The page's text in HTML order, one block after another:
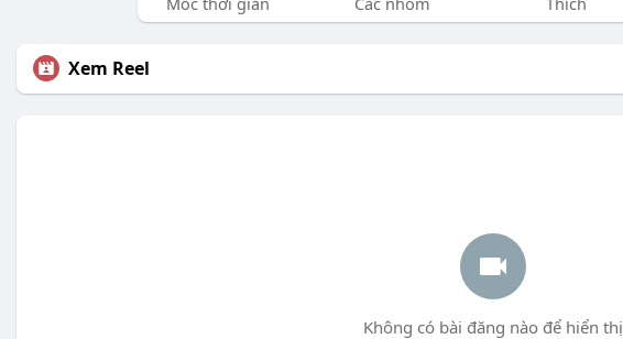
Xem Reel
Không có bài đăng nào để hiển thị